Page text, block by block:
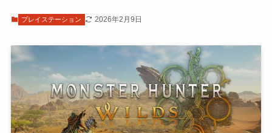
プレイステーション 2026年2月9日